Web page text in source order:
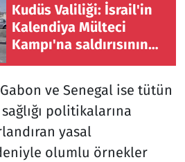
Kudüs Valiliği: İsrail'in
Kalendiya Mülteci
Kampı'na saldırısının
ve Senegal ise tütün
politikalarına
yasal
olumlu örnekler